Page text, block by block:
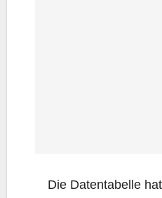
Die Daten­ta­bel­le